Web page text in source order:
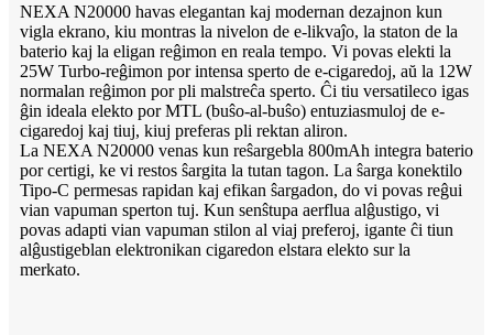
NEXA N20000 havas elegantan kaj modernan dezajnon kun
vigla ekrano, kiu montras la nivelon de e-likvaĵo, la staton de la
baterio kaj la eligan reĝimon en reala tempo. Vi povas elekti la
25W Turbo-reĝimon por intensa sperto de e-cigaredoj, aŭ la 12W
normalan reĝimon por pli malstreĉa sperto. Ĉi tiu versatileco igas
ĝin ideala elekto por MTL (buŝo-al-buŝo) entuziasmuloj de e-
cigaredoj kaj tiuj, kiuj preferas pli rektan aliron.
La NEXA N20000 venas kun reŝargebla 800mAh integra baterio
por certigi, ke vi restos ŝargita la tutan tagon. La ŝarga konektilo
Tipo-C permesas rapidan kaj efikan ŝargadon, do vi povas reĝui
vian vapuman sperton tuj. Kun senŝtupa aerflua alĝustigo, vi
povas adapti vian vapuman stilon al viaj preferoj, igante ĉi tiun
alĝustigeblan elektronikan cigaredon elstara elekto sur la
merkato.